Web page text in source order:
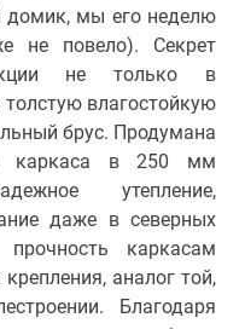
домик, мы его неделю
не повело). Секрет
не только в
влагостойкую
брус. Продумана
каркаса в 250 мм
утепление,
даже в северных
прочность каркасам
аналог той,
Благодаря